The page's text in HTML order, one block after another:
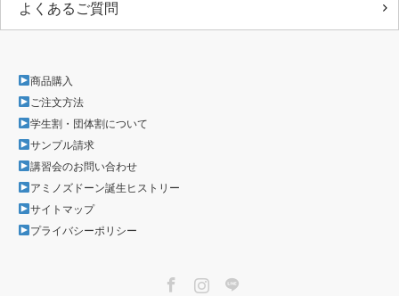
よくあるご質問
商品購入
ご注文方法
学生割・団体割について
サンプル請求
講習会のお問い合わせ
アミノズドーン誕生ヒストリー
サイトマップ
プライバシーポリシー